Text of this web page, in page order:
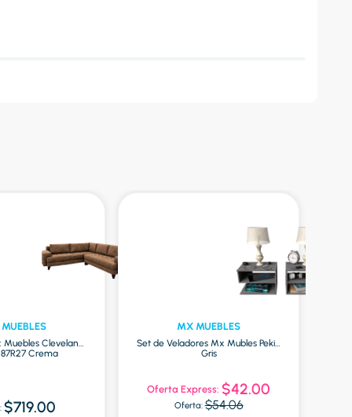
Muebles Cleveland
Crema
$719.00
MX MUEBLES
Set de Veladores Mx Mubles Pekin
Gris
Oferta Express: $42.00
Oferta: $54.06